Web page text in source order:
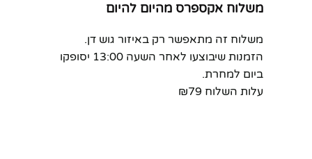
משלוח אקספרס מהיום להיום
משלוח זה מתאפשר רק באיזור גוש דן.
הזמנות שיבוצעו לאחר השעה 13:00 יסופקו
ביום למחרת.
עלות השלוח ₪79